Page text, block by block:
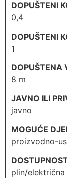
DOPUŠTENI
0,4
DOPUŠTENI
1
DOPUŠTENA
8 m
JAVNO ILI
javno
MOGUĆE
proizvodno-
plin/